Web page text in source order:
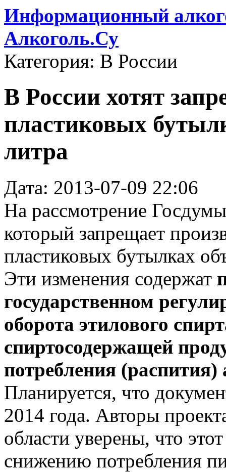
Информационный
Алкоголь.Су
Категория: В России
В России хотят
пластиковых
литра
Дата: 2013-07-09 22:06
На рассмотрение
который запрещает
пластиковых бутылках
Эти изменения содержат
государственном
оборота этилового
спиртосодержащей
потребления
Планируется, что
2014 года. Авторы
области уверены, что
снижению потребления